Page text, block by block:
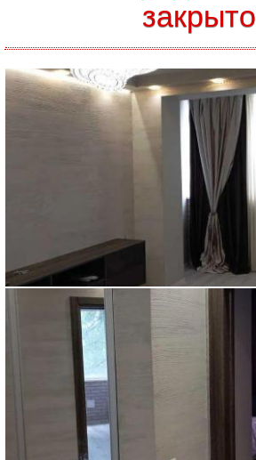
закрыто